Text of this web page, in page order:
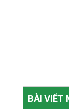
BÀI VIẾT